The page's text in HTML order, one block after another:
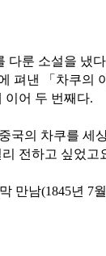
다룬 소설을 냈
펴낸 「차쿠의
이어 두 번째다.
국의 차쿠를 세
전하고 싶었고
만남(1845년 7